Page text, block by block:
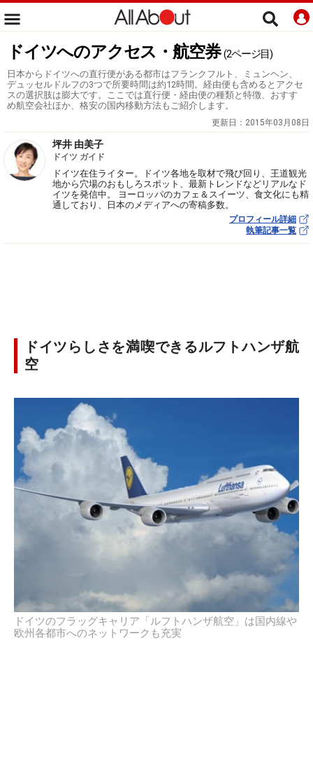
ドイツへのアクセス・航空券 (2ページ目)
日本からドイツへの直行便がある都市はフランクフルト、ミュンヘン、
デュッセルドルフの3つで所要時間は約12時間。経由便も含めるとアクセ
スの選択肢は膨大です。ここでは直行便・経由便の種類と特徴、おすす
め航空会社ほか、格安の国内移動方法もご紹介します。
更新日： 2015年03月08日
坪井 由美子
ドイツ ガイド
ドイツ在住ライター。ドイツ各地を取材で飛び回り、王道観光
地から穴場のおもしろスポット、最新トレンドなどリアルなド
イツを発信中。 ヨーロッパのカフェ＆スイーツ、食文化にも精
通しており、日本のメディアへの寄稿多数。
プロフィール詳細
執筆記事一覧
ドイツらしさを満喫できるルフトハンザ航
空
ドイツのフラッグキャリア「ルフトハンザ航空」は国内線や
欧州各都市へのネットワークも充実